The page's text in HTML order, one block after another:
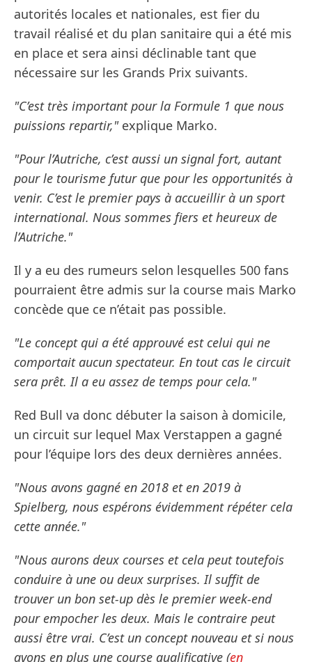
autorités locales et nationales, est fier du
travail réalisé et du plan sanitaire qui a été mis
en place et sera ainsi déclinable tant que
nécessaire sur les Grands Prix suivants.
"C’est très important pour la Formule 1 que nous
puissions repartir,"explique Marko.
"Pour l’Autriche, c’est aussi un signal fort, autant
pour le tourisme futur que pour les opportunités à
venir. C’est le premier pays à accueillir à un sport
international. Nous sommes fiers et heureux de
l’Autriche."
Il y a eu des rumeurs selon lesquelles 500 fans
pourraient être admis sur la course mais Marko
concède que ce n’était pas possible.
"Le concept qui a été approuvé est celui qui ne
comportait aucun spectateur. En tout cas le circuit
sera prêt. Il a eu assez de temps pour cela."
Red Bull va donc débuter la saison à domicile,
un circuit sur lequel Max Verstappen a gagné
pour l’équipe lors des deux dernières années.
"Nous avons gagné en 2018 et en 2019 à
Spielberg, nous espérons évidemment répéter cela
cette année."
"Nous aurons deux courses et cela peut toutefois
conduire à une ou deux surprises. Il suffit de
trouver un bon set-up dès le premier week-end
pour empocher les deux. Mais le contraire peut
aussi être vrai. C’est un concept nouveau et si nous
avons en plus une course qualificative (en